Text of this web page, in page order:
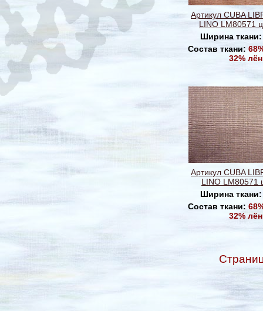
Артикул CUBA
LINO LM80571
Ширина
Состав ткани:
32% лён
Артикул CUBA
LINO LM80571
Ширина
Состав ткани:
32% лён